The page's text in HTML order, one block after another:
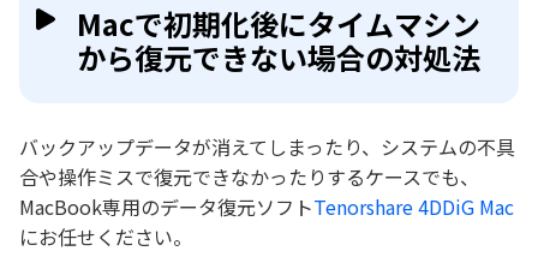
Macで初期化後にタイムマシン
から復元できない場合の対処法
バックアップデータが消えてしまったり、システムの不具
合や操作ミスで復元できなかったりするケースでも、
MacBook専用のデータ復元ソフトTenorshare 4DDiG Mac
にお任せください。